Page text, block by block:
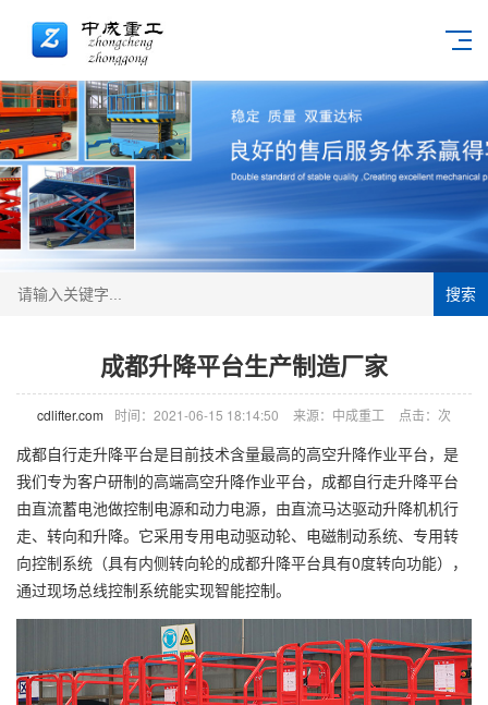
搜索
成都升降平台生产制造厂家
cdlifter.com 时间：2021-06-15 18:14:50 来源：中成重工 点击： 次
成都自行走升降平台是目前技术含量最高的高空升降作业平台，是
我们专为客户研制的高端高空升降作业平台，成都自行走升降平台
由直流蓄电池做控制电源和动力电源，由直流马达驱动升降机机行
走、转向和升降。它采用专用电动驱动轮、电磁制动系统、专用转
向控制系统（具有内侧转向轮的成都升降平台具有0度转向功能），
通过现场总线控制系统能实现智能控制。